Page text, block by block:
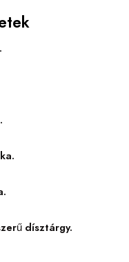
dísztárgy.